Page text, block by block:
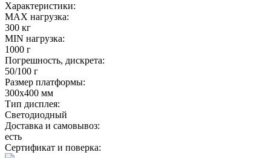
Характеристики:
MAX нагрузка:
300 кг
MIN нагрузка:
1000 г
Погрешность, дискрета:
50/100 г
Размер платформы:
300х400 мм
Тип дисплея:
Светодиодный
Доставка и самовывоз:
есть
Сертификат и поверка: